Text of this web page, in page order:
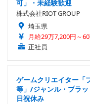
可」・未経験歓迎
株式会社RIOT GROUP
埼玉県
月給29万7,200円～
正社員
ゲームクリエイター「
等」/ジャンル・プラ
日祝休み